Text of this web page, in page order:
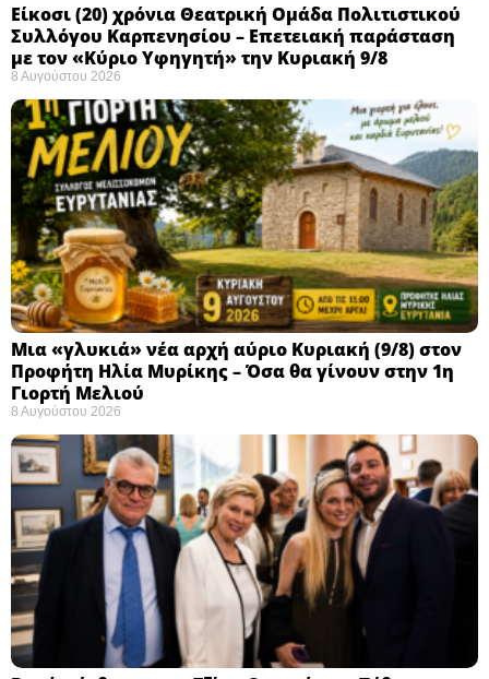
Eίκοσι (20) χρόνια Θεατρική Ομάδα Πολιτιστικού
Συλλόγου Καρπενησίου – Επετειακή παράσταση
με τον «Κύριο Υφηγητή» την Κυριακή 9/8
8 Αυγούστου 2026
Μια «γλυκιά» νέα αρχή αύριο Κυριακή (9/8) στον
Προφήτη Ηλία Μυρίκης – Όσα θα γίνουν στην 1η
Γιορτή Μελιού
8 Αυγούστου 2026